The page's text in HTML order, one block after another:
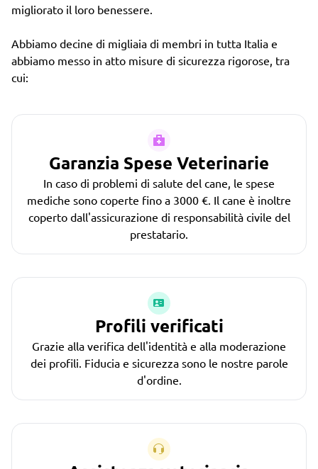
migliorato il loro benessere.
Abbiamo decine di migliaia di membri in tutta Italia e
abbiamo messo in atto misure di sicurezza rigorose, tra
cui:
Garanzia Spese Veterinarie
In caso di problemi di salute del cane, le spese
mediche sono coperte fino a 3000 €. Il cane è inoltre
coperto dall'assicurazione di responsabilità civile del
prestatario.
Profili verificati
Grazie alla verifica dell'identità e alla moderazione
dei profili. Fiducia e sicurezza sono le nostre parole
d'ordine.